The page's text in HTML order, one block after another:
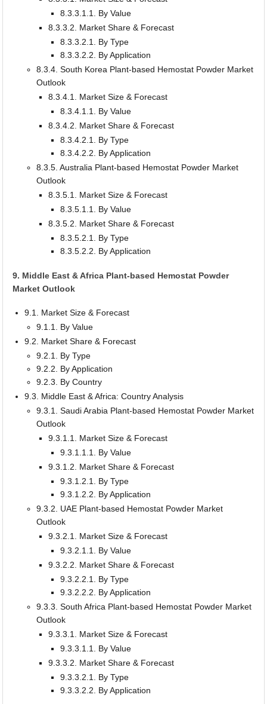
8.3.3.1.1. By Value
8.3.3.2. Market Share & Forecast
8.3.3.2.1. By Type
8.3.3.2.2. By Application
8.3.4. South Korea Plant-based Hemostat Powder Market
Outlook
8.3.4.1. Market Size & Forecast
8.3.4.1.1. By Value
8.3.4.2. Market Share & Forecast
8.3.4.2.1. By Type
8.3.4.2.2. By Application
8.3.5. Australia Plant-based Hemostat Powder Market
Outlook
8.3.5.1. Market Size & Forecast
8.3.5.1.1. By Value
8.3.5.2. Market Share & Forecast
8.3.5.2.1. By Type
8.3.5.2.2. By Application
9. Middle East & Africa Plant-based Hemostat Powder
Market Outlook
9.1. Market Size & Forecast
9.1.1. By Value
9.2. Market Share & Forecast
9.2.1. By Type
9.2.2. By Application
9.2.3. By Country
9.3. Middle East & Africa: Country Analysis
9.3.1. Saudi Arabia Plant-based Hemostat Powder Market
Outlook
9.3.1.1. Market Size & Forecast
9.3.1.1.1. By Value
9.3.1.2. Market Share & Forecast
9.3.1.2.1. By Type
9.3.1.2.2. By Application
9.3.2. UAE Plant-based Hemostat Powder Market
Outlook
9.3.2.1. Market Size & Forecast
9.3.2.1.1. By Value
9.3.2.2. Market Share & Forecast
9.3.2.2.1. By Type
9.3.2.2.2. By Application
9.3.3. South Africa Plant-based Hemostat Powder Market
Outlook
9.3.3.1. Market Size & Forecast
9.3.3.1.1. By Value
9.3.3.2. Market Share & Forecast
9.3.3.2.1. By Type
9.3.3.2.2. By Application